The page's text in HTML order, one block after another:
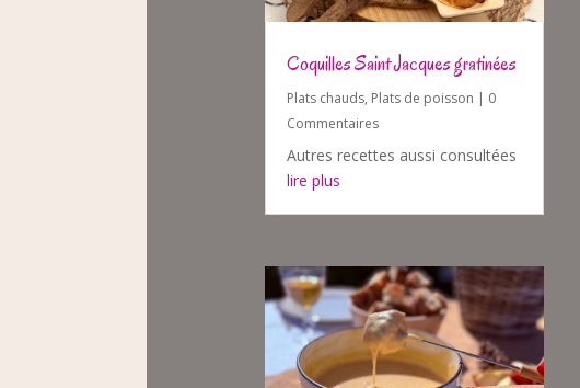
Coquilles Saint Jacques gratinées
Plats chauds, Plats de poisson | 0
Commentaires
Autres recettes aussi consultées
lire plus